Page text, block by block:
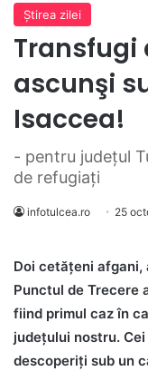
Ştirea zilei
Transfugi
ascunşi
Isaccea!
- pentru judeţul
de refugiaţi
infotulcea.ro 25
Doi cetăţeni afgani,
Punctul de Trecere
fiind primul caz în
judeţului nostru.
descoperiţi sub un